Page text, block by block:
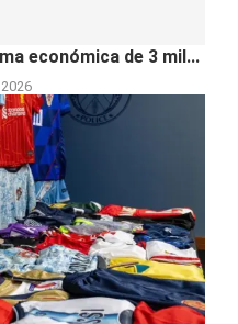
económica de 3 mil...